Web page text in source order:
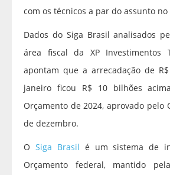
com os técnicos a par do assunto no
Dados do Siga Brasil analisados
área fiscal da XP Investimentos
apontam que a arrecadação de
janeiro ficou R$ 10 bilhões
Orçamento de 2024, aprovado pelo
de dezembro.
O Siga Brasil é um sistema de
Orçamento federal, mantido